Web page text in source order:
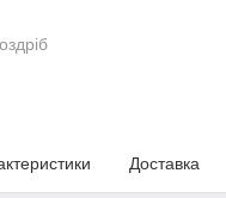
Доставка